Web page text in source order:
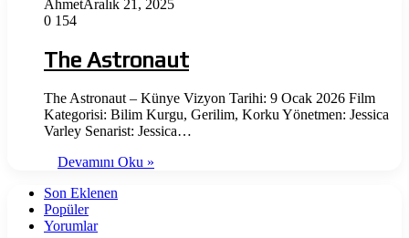
AhmetAralık 21, 2025
0 154
The Astronaut
The Astronaut – Künye Vizyon Tarihi: 9 Ocak 2026 Film
Kategorisi: Bilim Kurgu, Gerilim, Korku Yönetmen: Jessica
Varley Senarist: Jessica…
Devamını Oku »
Son Eklenen
Popüler
Yorumlar